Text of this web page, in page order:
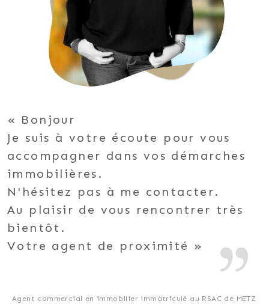
Bonjour
Je suis à votre écoute pour vous
accompagner dans vos démarches
immobilières.
N'hésitez pas à me contacter.
Au plaisir de vous rencontrer très
bientôt.
Votre agent de proximité
Agent commercial en immobilier immatriculé au RSAC de METZ